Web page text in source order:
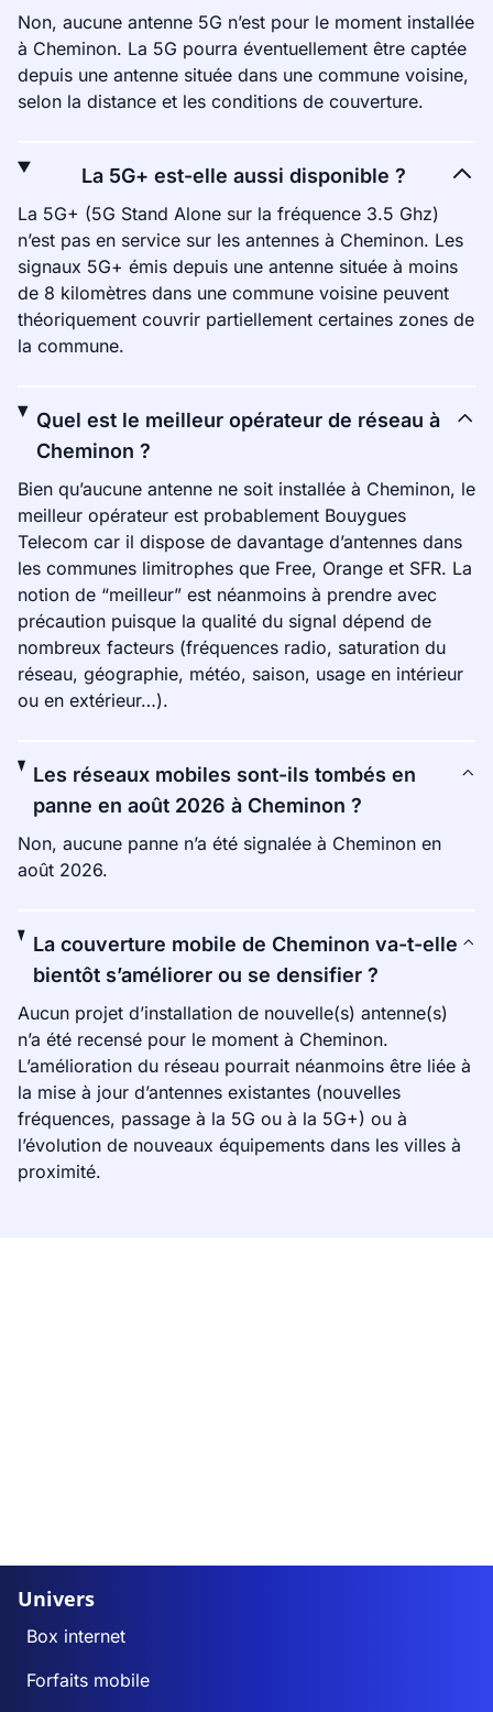
Non, aucune antenne 5G n’est pour le moment installée
à Cheminon. La 5G pourra éventuellement être captée
depuis une antenne située dans une commune voisine,
selon la distance et les conditions de couverture.
La 5G+ est-elle aussi disponible ?
La 5G+ (5G Stand Alone sur la fréquence 3.5 Ghz)
n’est pas en service sur les antennes à Cheminon. Les
signaux 5G+ émis depuis une antenne située à moins
de 8 kilomètres dans une commune voisine peuvent
théoriquement couvrir partiellement certaines zones de
la commune.
Quel est le meilleur opérateur de réseau à
Cheminon ?
Bien qu’aucune antenne ne soit installée à Cheminon, le
meilleur opérateur est probablement Bouygues
Telecom car il dispose de davantage d’antennes dans
les communes limitrophes que Free, Orange et SFR. La
notion de “meilleur” est néanmoins à prendre avec
précaution puisque la qualité du signal dépend de
nombreux facteurs (fréquences radio, saturation du
réseau, géographie, météo, saison, usage en intérieur
ou en extérieur…).
Les réseaux mobiles sont-ils tombés en
panne en août 2026 à Cheminon ?
Non, aucune panne n’a été signalée à Cheminon en
août 2026.
La couverture mobile de Cheminon va-t-elle
bientôt s’améliorer ou se densifier ?
Aucun projet d’installation de nouvelle(s) antenne(s)
n’a été recensé pour le moment à Cheminon.
L’amélioration du réseau pourrait néanmoins être liée à
la mise à jour d’antennes existantes (nouvelles
fréquences, passage à la 5G ou à la 5G+) ou à
l’évolution de nouveaux équipements dans les villes à
proximité.
Univers
Box internet
Forfaits mobile